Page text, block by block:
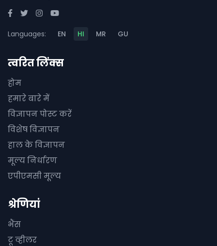
Languages: EN HI MR GU
त्वरित लिंक्स
होम
हमारे बारे में
विज्ञापन पोस्ट करें
विशेष विज्ञापन
हाल के विज्ञापन
मूल्य निर्धारण
एपीएमसी मूल्य
श्रेणियां
भैंस
टू व्हीलर